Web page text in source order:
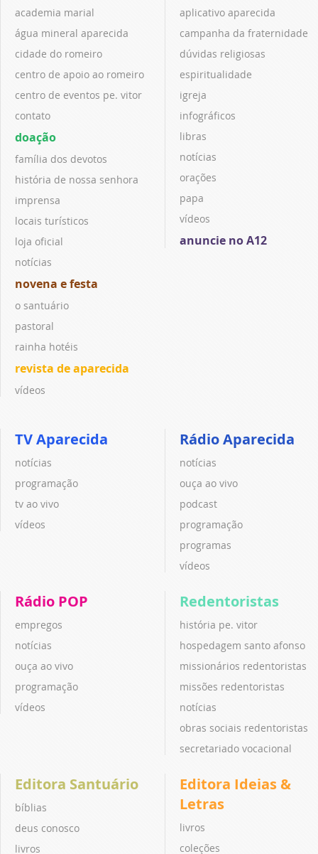
academia marial
água mineral aparecida
cidade do romeiro
centro de apoio ao romeiro
centro de eventos pe. vitor
contato
doação
família dos devotos
história de nossa senhora
imprensa
locais turísticos
loja oficial
notícias
novena e festa
o santuário
pastoral
rainha hotéis
revista de aparecida
vídeos
aplicativo aparecida
campanha da fraternidade
dúvidas religiosas
espiritualidade
igreja
infográficos
libras
notícias
orações
papa
vídeos
anuncie no A12
TV Aparecida
notícias
programação
tv ao vivo
vídeos
Rádio Aparecida
notícias
ouça ao vivo
podcast
programação
programas
vídeos
Rádio POP
empregos
notícias
ouça ao vivo
programação
vídeos
Redentoristas
história pe. vitor
hospedagem santo afonso
missionários redentoristas
missões redentoristas
notícias
obras sociais redentoristas
secretariado vocacional
Editora Santuário
bíblias
deus conosco
livros
Editora Ideias &
Letras
livros
coleções